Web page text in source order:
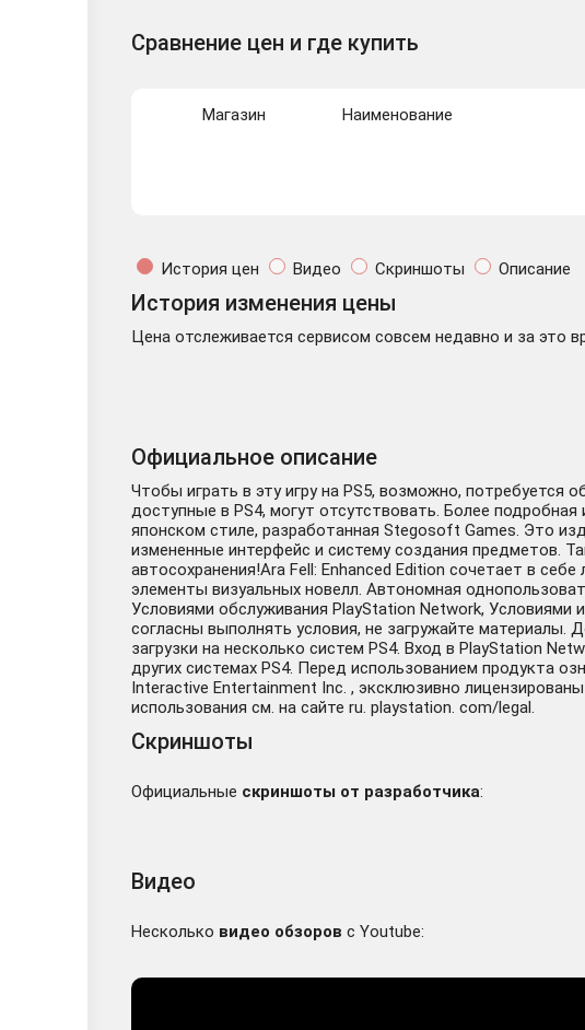
Сравнение цен и где купить
Магазин Наименование
История цен Видео Скриншоты Описание
История изменения цены
Цена отслеживается сервисом совсем недавно и за это
Официальное описание
Чтобы играть в эту игру на PS5, возможно, потребуется
доступные в PS4, могут отсутствовать. Более
японском стиле, разработанная Stegosoft Games. Это
измененные интерфейс и систему создания предметов.
автосохранения!Ara Fell: Enhanced Edition сочетает в
элементы визуальных новелл. Автономная
Условиями обслуживания PlayStation Network,
согласны выполнять условия, не загружайте материалы.
загрузки на несколько систем PS4. Вход в PlayStation
других системах PS4. Перед использованием продукта
Interactive Entertainment Inc. , эксклюзивно
использования см. на сайте ru. playstation. com/legal.
Скриншоты
Официальные скриншоты от разработчика:
Видео
Несколько видео обзоров с Youtube: